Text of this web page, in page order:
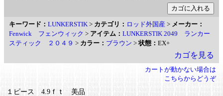
キーワード： LUNKERSTIK > カテゴリ： ロッド外国産 > メーカー：
Fenwick フェンウィック > アイテム： LUNKERSTIK 2049 ランカー
スティック ２０４９ > カラー： ブラウン >状態： EX+
カゴを見る
カートが動かない場合は
こちらからどうぞ
１ピース 4.9ｆｔ 美品